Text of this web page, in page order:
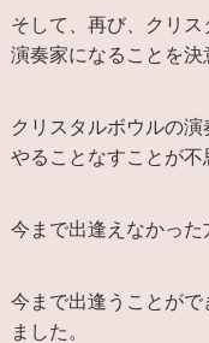
そして、再び、クリス
演奏家になることを決
クリスタルボウルの演
やることなすことが不
今まで出逢えなかった
今まで出逢うことがで
ました。